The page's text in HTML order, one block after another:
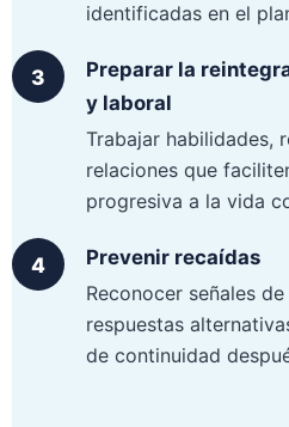
identificadas en el
Preparar la
y laboral
Trabajar habilidades,
relaciones que
progresiva a la vida
Prevenir recaídas
Reconocer señales
respuestas
de continuidad